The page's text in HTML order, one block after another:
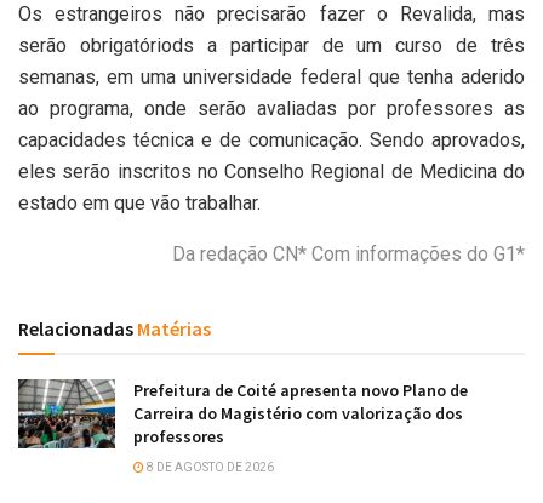
Os estrangeiros não precisarão fazer o Revalida, mas
serão obrigatóriods a participar de um curso de três
semanas, em uma universidade federal que tenha aderido
ao programa, onde serão avaliadas por professores as
capacidades técnica e de comunicação. Sendo aprovados,
eles serão inscritos no Conselho Regional de Medicina do
estado em que vão trabalhar.
Da redação CN* Com informações do G1*
Relacionadas Matérias
Prefeitura de Coité apresenta novo Plano de
Carreira do Magistério com valorização dos
professores
8 DE AGOSTO DE 2026